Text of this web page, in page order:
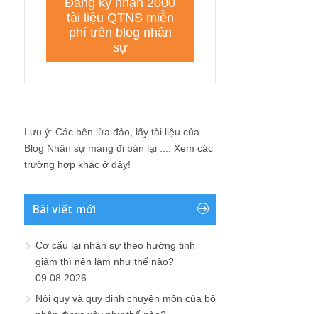
Lưu ý: Các bên lừa đảo, lấy tài liệu của
Blog Nhân sự mang đi bán lại .... Xem các
trường hợp khác ở đây!
Bài viết mới
Cơ cấu lại nhân sự theo hướng tinh
giảm thì nên làm như thế nào?
09.08.2026
Nội quy và quy định chuyên môn của bộ